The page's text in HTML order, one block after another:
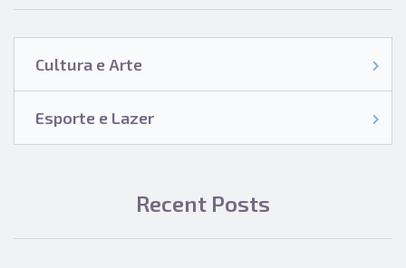
Cultura e Arte
Esporte e Lazer
Recent Posts